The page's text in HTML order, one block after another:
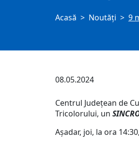
Acasă Noutăți 9
08.05.2024
Centrul Județean de
Tricolorului, un
Așadar, joi, la ora